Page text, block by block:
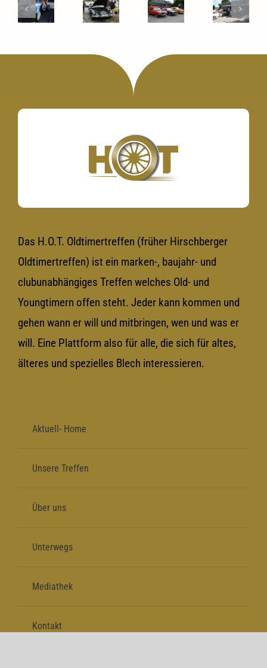
78.
H.O.T.
77.
H.O.T.
75.
H.O.T.
74.
H.O.T.
Das H.O.T. Oldtimertreffen (früher Hirschberger
Oldtimertreffen) ist ein marken-, baujahr- und
clubunabhängiges Treffen welches Old- und
Youngtimern offen steht. Jeder kann kommen und
gehen wann er will und mitbringen, wen und was er
will. Eine Plattform also für alle, die sich für altes,
älteres und spezielles Blech interessieren.
Aktuell- Home
Unsere Treffen
Über uns
Unterwegs
Mediathek
Kontakt